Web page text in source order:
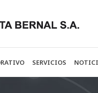
SERVICIOS